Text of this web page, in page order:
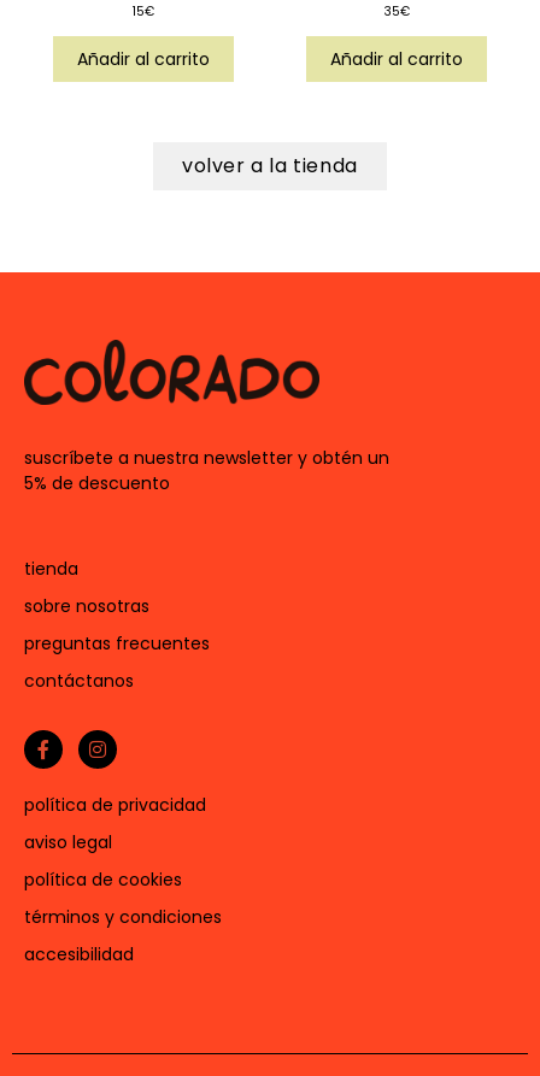
15€
Añadir al carrito
35€
Añadir al carrito
volver a la tienda
suscríbete a nuestra newsletter y obtén un
5% de descuento
tienda
sobre nosotras
preguntas frecuentes
contáctanos
política de privacidad
aviso legal
política de cookies
términos y condiciones
accesibilidad